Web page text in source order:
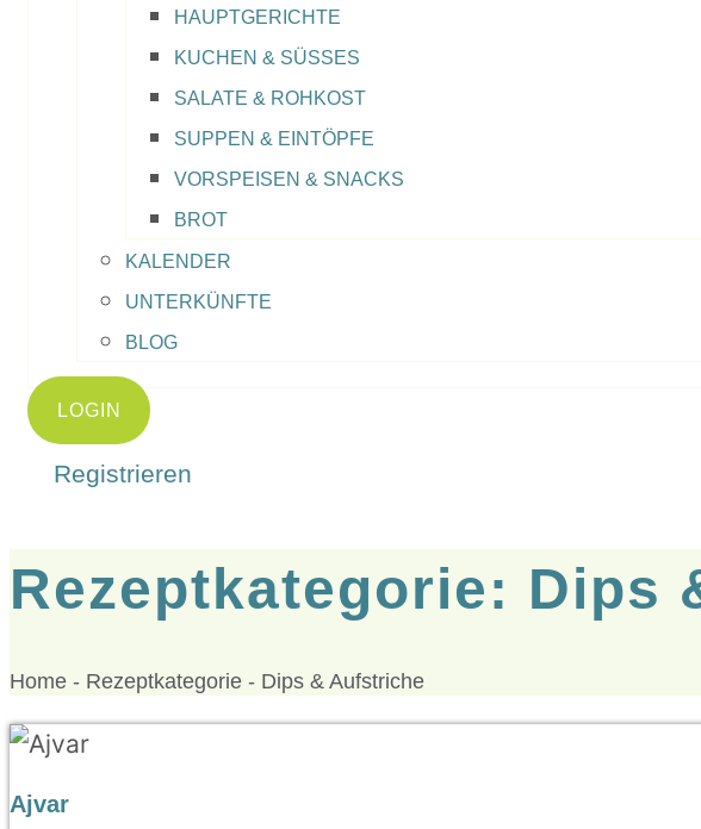
HAUPTGERICHTE
KUCHEN & SÜSSES
SALATE & ROHKOST
SUPPEN & EINTÖPFE
VORSPEISEN & SNACKS
BROT
KALENDER
UNTERKÜNFTE
BLOG
LOGIN
Registrieren
Rezeptkategorie: Dips
Home - Rezeptkategorie - Dips & Aufstriche
Ajvar